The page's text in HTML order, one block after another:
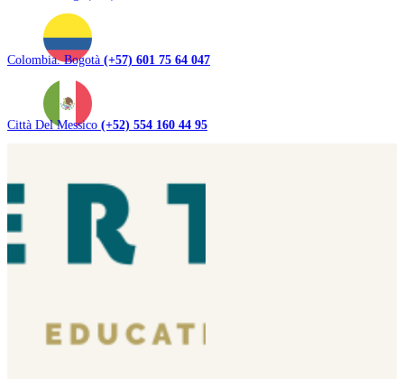
Colombia. Bogotà (+57) 601 75 64 047
Città Del Messico (+52) 554 160 44 95